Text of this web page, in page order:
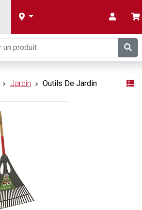
Jardin Outils De Jardin